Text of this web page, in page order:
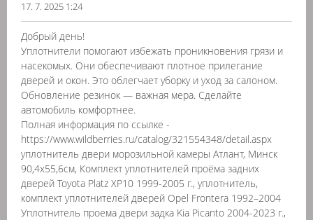
17. 7. 2025 1:24
Добрый день!
Уплотнители помогают избежать проникновения грязи и
насекомых. Они обеспечивают плотное прилегание
дверей и окон. Это облегчает уборку и уход за салоном.
Обновление резинок — важная мера. Сделайте
автомобиль комфортнее.
Полная информация по ссылке -
https://www.wildberries.ru/catalog/321554348/detail.aspx
уплотнитель двери морозильной камеры Атлант, Минск
90,4x55,6см, Комплект уплотнителей проёма задних
дверей Toyota Platz XP10 1999-2005 г., уплотнитель,
комплект уплотнителей дверей Opel Frontera 1992–2004
Уплотнитель проема двери задка Kia Picanto 2004-2023 г.,